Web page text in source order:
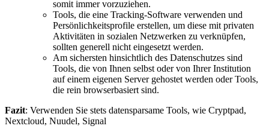
somit immer vorzuziehen.
Tools, die eine Tracking-Software verwenden und
Persönlichkeitsprofile erstellen, um diese mit privaten
Aktivitäten in sozialen Netzwerken zu verknüpfen,
sollten generell nicht eingesetzt werden.
Am sichersten hinsichtlich des Datenschutzes sind
Tools, die von Ihnen selbst oder von Ihrer Institution
auf einem eigenen Server gehostet werden oder Tools,
die rein browserbasiert sind.
Fazit: Verwenden Sie stets datensparsame Tools, wie Cryptpad,
Nextcloud, Nuudel, Signal